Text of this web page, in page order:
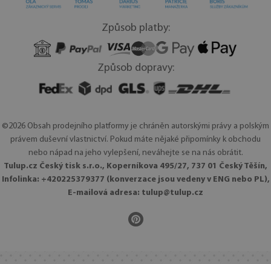
Způsob platby:
Způsob dopravy:
©2026 Obsah prodejního platformy je chráněn autorskými právy a polským
právem duševní vlastnictví. Pokud máte nějaké připomínky k obchodu
nebo nápad na jeho vylepšení, neváhejte se na nás obrátit.
Tulup.cz Český tisk s.r.o., Koperníkova 495/27, 737 01 Český Těšín,
Infolinka: +420225379377 (konverzace jsou vedeny v ENG nebo PL),
E-mailová adresa: tulup@tulup.cz